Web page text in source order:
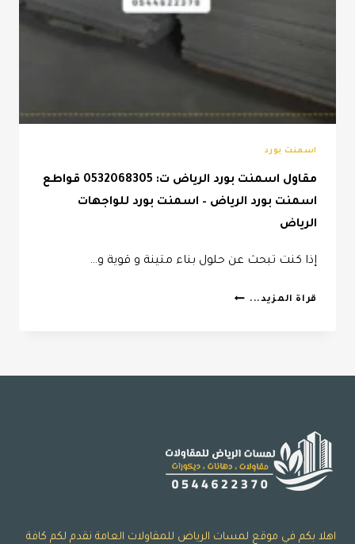
اسمنت بورد
مقاول اسمنت بورد الرياض ت: 0532068305 قواطع
اسمنت بورد الرياض – اسمنت بورد للواجهات
الرياض
إذا كنت تبحث عن حلول بناء متينة و قوية و…
قراة المزيد... مقاول
ت:
بورد
الرياض
بورد
اهلا بكم في موقع لمسات الرياض للمقاولات العامة نقدم لكم كافة